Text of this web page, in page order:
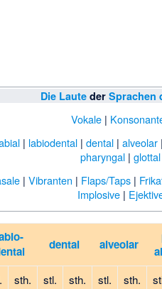
Die Laute derSprachen
Vokale|
| labiodental| dental| alveolar|
pharyngal |glottal
| Vibranten | Flaps/Taps|
Implosive|
dental alveolar
sth. stl. sth. stl. sth.